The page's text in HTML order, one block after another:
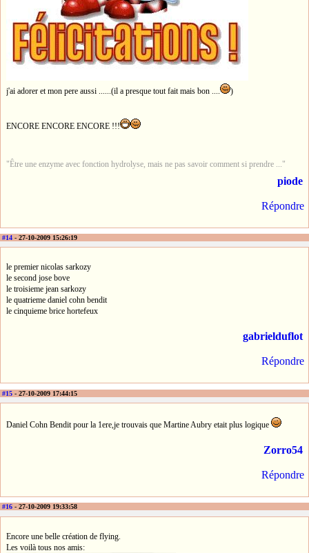
j'ai adorer et mon pere aussi ......(il a presque tout fait mais bon .... )
ENCORE ENCORE ENCORE !!!
"Être une enzyme avec fonction hydrolyse, mais ne pas savoir comment si prendre ..."
piode
Répondre
#14 - 27-10-2009 15:26:19
le premier nicolas sarkozy
le second jose bove
le troisieme jean sarkozy
le quatrieme daniel cohn bendit
le cinquieme brice hortefeux
gabrielduflot
Répondre
#15 - 27-10-2009 17:44:15
Daniel Cohn Bendit pour la 1ere,je trouvais que Martine Aubry etait plus logique
Zorro54
Répondre
#16 - 27-10-2009 19:33:58
Encore une belle création de flying.
Les voilà tous nos amis: